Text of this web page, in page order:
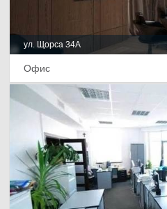
ул. Щорса 34А
Офис